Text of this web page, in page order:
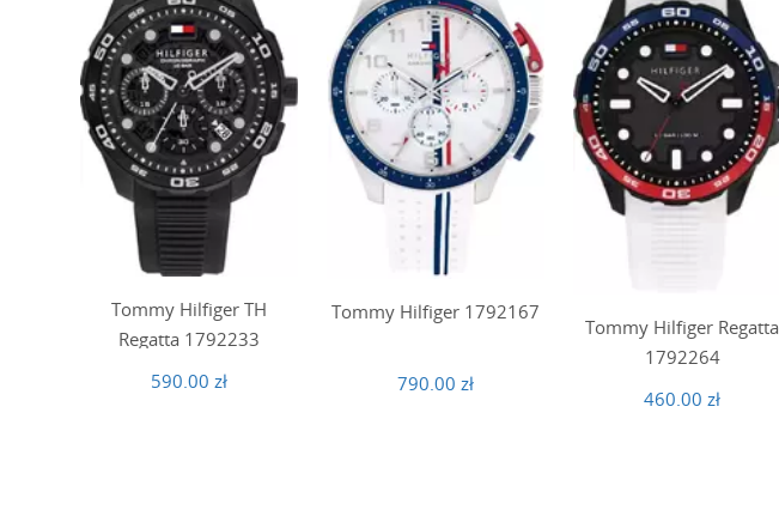
Tommy Hilfiger TH
Regatta 1792233
590.00 zł
Tommy Hilfiger 1792167
790.00 zł
Tommy Hilfiger Regatta
1792264
460.00 zł